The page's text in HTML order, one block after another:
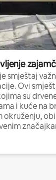
smještaj
Ovi
su
i kuće na
okruženju,